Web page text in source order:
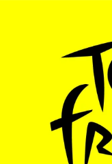
Baseball a softbal
Basketbal
Biatlon
Boby a skeleton
Soutěže
Historické návraty
Aplikace ČT sport